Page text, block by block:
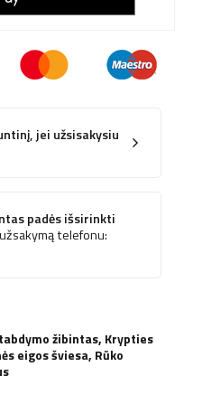
jei užsisakysiu
padės išsirinkti
telefonu:
žibintas, Krypties
eigos šviesa, Rūko